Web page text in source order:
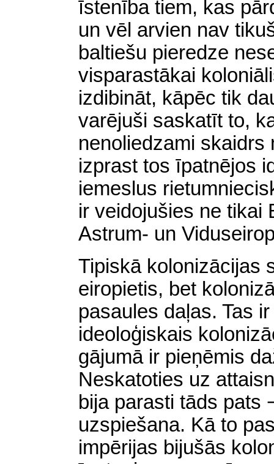
īstenība tiem, kas
un vēl arvien nav
baltiešu pieredze
visparastākai
izdibināt, kāpēc tik
varējuši saskatīt to,
nenoliedzami skaidrs
izprast tos īpatnējos
iemeslus
ir veidojušies ne tikai
Astrum- un
Tipiskā kolonizācijas
eiropietis, bet
pasaules daļas. Tas
ideoloģiskais
gājumā ir pieņēmis
Neskatoties uz
bija parasti tāds pats
uzspiešana. Kā to
impērijas bijušās